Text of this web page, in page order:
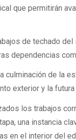
que permitirán
de techado
dependencias
culminación de la
exterior y la
los trabajos
una instancia
en el interior del